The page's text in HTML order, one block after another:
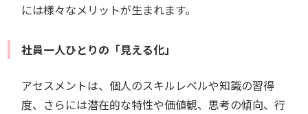
には様々なメリットが生まれます。
社員一人ひとりの「見える化」
アセスメントは、個人のスキルレベルや知識の習得
度、さらには潜在的な特性や価値観、思考の傾向、行